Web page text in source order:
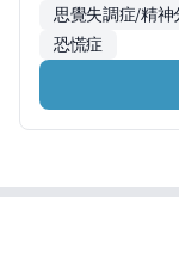
思覺失調症/精神
恐慌症